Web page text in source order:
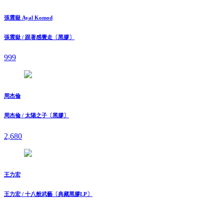
張震嶽 Ayal Komod
張震嶽 / 跟著感覺走〔黑膠〕
999
周杰倫
周杰倫 / 太陽之子〔黑膠〕
2,680
王力宏
王力宏 / 十八般武藝〔典藏黑膠LP〕